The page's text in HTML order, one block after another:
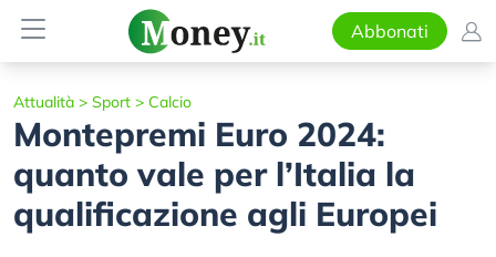
Abbonati
Attualità > Sport > Calcio
Montepremi Euro 2024:
quanto vale per l’Italia la
qualificazione agli Europei